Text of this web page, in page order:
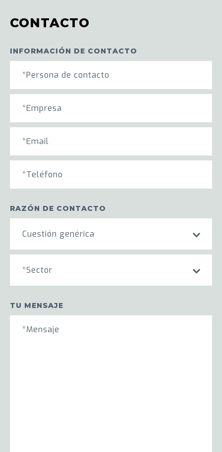
CONTACTO
INFORMACIÓN DE CONTACTO
RAZÓN DE CONTACTO
Cuestión genérica
*Sector
TU MENSAJE